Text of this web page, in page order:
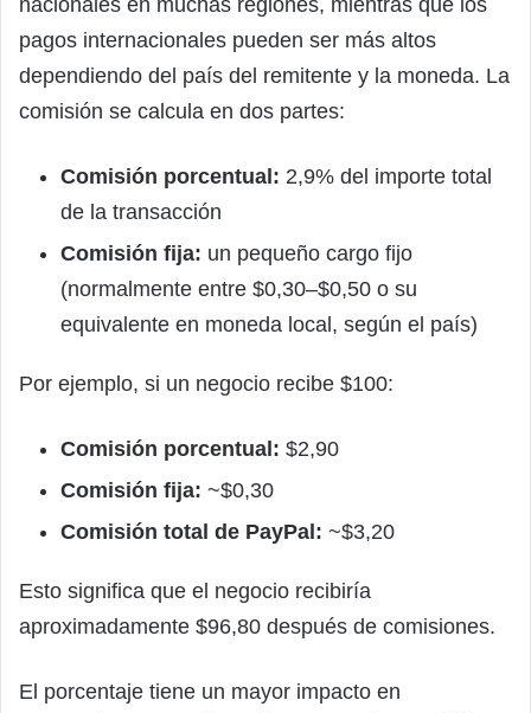
pagos internacionales pueden ser más altos
dependiendo del país del remitente y la moneda. La
comisión se calcula en dos partes:
Comisión porcentual: 2,9% del importe total
de la transacción
Comisión fija: un pequeño cargo fijo
(normalmente entre $0,30–$0,50 o su
equivalente en moneda local, según el país)
Por ejemplo, si un negocio recibe $100:
Comisión porcentual: $2,90
Comisión fija: ~$0,30
Comisión total de PayPal: ~$3,20
Esto significa que el negocio recibiría
aproximadamente $96,80 después de comisiones.
El porcentaje tiene un mayor impacto en